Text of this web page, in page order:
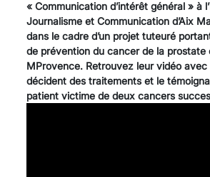
« Communication d’intérêt général » à
Journalisme et Communication d’Aix
dans le cadre d’un projet tuteuré
de prévention du cancer de la prostate
MProvence. Retrouvez leur vidéo
décident des traitements et le
patient victime de deux cancers